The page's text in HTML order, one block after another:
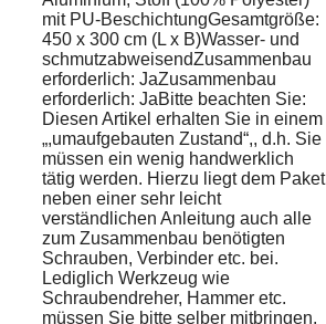
mit PU-BeschichtungGesamtgröße:
450 x 300 cm (L x B)Wasser- und
schmutzabweisendZusammenbau
erforderlich: JaZusammenbau
erforderlich: JaBitte beachten Sie:
Diesen Artikel erhalten Sie in einem
„,umaufgebauten Zustand“,, d.h. Sie
müssen ein wenig handwerklich
tätig werden. Hierzu liegt dem Paket
neben einer sehr leicht
verständlichen Anleitung auch alle
zum Zusammenbau benötigten
Schrauben, Verbinder etc. bei.
Lediglich Werkzeug wie
Schraubendreher, Hammer etc.
müssen Sie bitte selber mitbringen.